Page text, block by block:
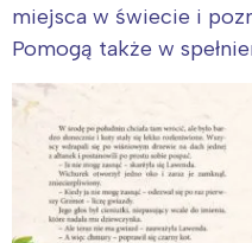
miejsca w świecie i
Pomogą także w